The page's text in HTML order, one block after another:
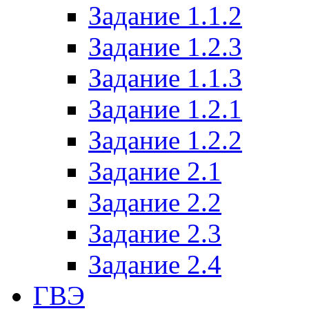
Задание 1.1.2
Задание 1.2.3
Задание 1.1.3
Задание 1.2.1
Задание 1.2.2
Задание 2.1
Задание 2.2
Задание 2.3
Задание 2.4
ГВЭ